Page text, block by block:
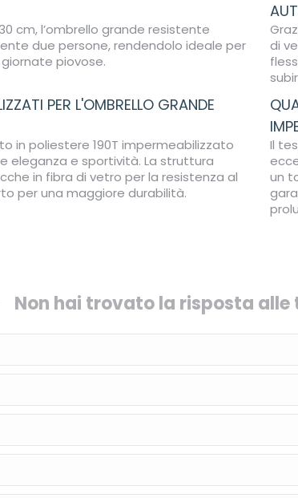
cm, l’ombrello grande resistente
due persone, rendendolo ideale per
piovose.
di
PER L'OMBRELLO GRANDE
in poliestere 190T impermeabilizzato
eleganza e sportività. La struttura
in fibra di vetro per la resistenza al
per una maggiore durabilità.
Il
un
Non hai trovato la risposta